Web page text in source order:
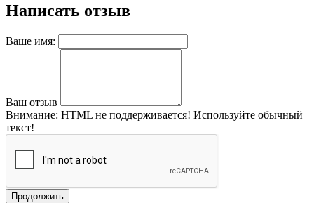
Написать отзыв
Ваше имя:
Ваш отзыв
Внимание: HTML не поддерживается! Используйте обычный
текст!
Продолжить